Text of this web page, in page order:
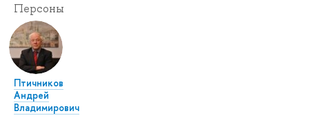
Персоны
Птичников
Андрей
Владимирович